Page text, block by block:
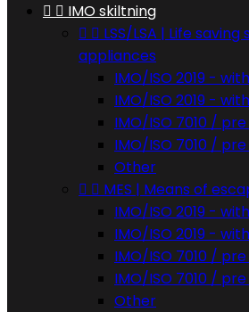
  IMO skiltning
  LSS/LSA | Life
appliances
IMO/ISO 2019 -
IMO/ISO 2019 -
IMO/ISO 7010 /
IMO/ISO 7010 /
Other
  MES | Means of
IMO/ISO 2019 -
IMO/ISO 2019 -
IMO/ISO 7010 /
IMO/ISO 7010 /
Other